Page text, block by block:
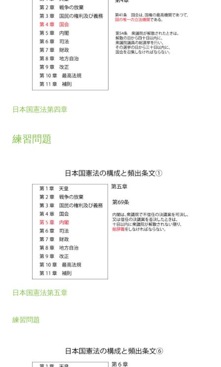
日本国憲法第四章
練習問題
日本国憲法第五章
練習問題